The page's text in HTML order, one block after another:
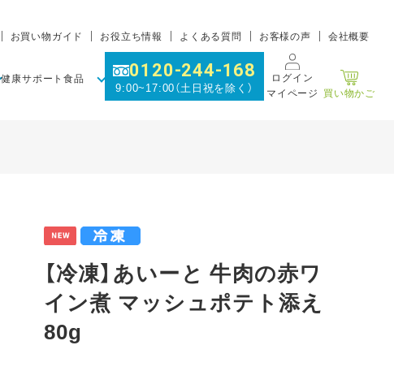
お買い物ガイド お役立ち情報 よくある質問 お客様の声 会社概要
健康サポート食品 0120-244-168
9:00~17:00（土日祝を除く）
ログイン
マイページ 買い物かご
【冷凍】あいーと 牛肉の赤ワ
イン煮 マッシュポテト添え
80g